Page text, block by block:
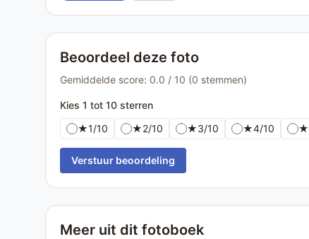
Beoordeel deze foto
Gemiddelde score: 0.0 / 10 (0 stemmen)
Kies 1 tot 10 sterren
★1/10 ★2/10 ★3/10 ★4/10 ★
Verstuur beoordeling
Meer uit dit fotoboek